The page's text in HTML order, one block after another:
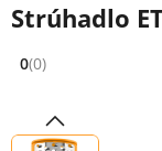
Strúhadlo
Hodnocení: 0 z 5 (0
0(0)